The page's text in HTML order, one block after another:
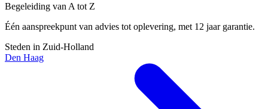
Begeleiding van A tot Z
Één aanspreekpunt van advies tot oplevering, met 12 jaar garantie.
Steden in Zuid-Holland
Den Haag